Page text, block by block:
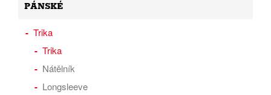
PÁNSKÉ
Trika
Trika
Nátělník
Longsleeve